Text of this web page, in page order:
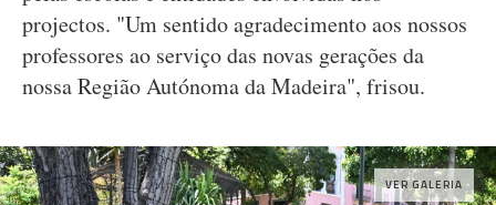
projectos. "Um sentido agradecimento aos nossos
professores ao serviço das novas gerações da
nossa Região Autónoma da Madeira", frisou.
VER GALERIA